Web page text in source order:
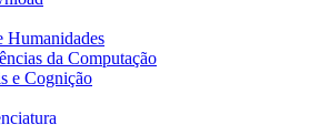
Humanidades
da Computação
e Cognição